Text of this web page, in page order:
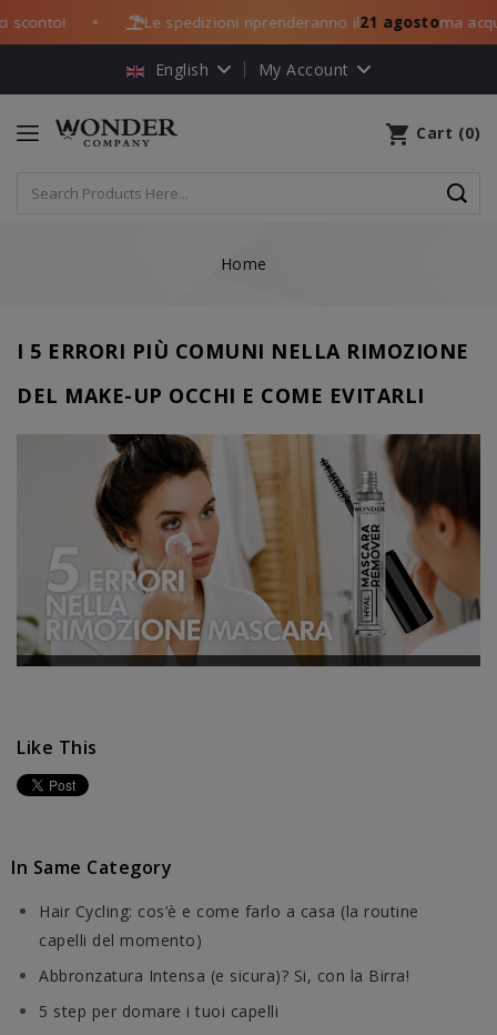
Le spedizioni riprenderanno il 21 agostoma
English My Account
shopping_cart Cart (0)
Home
I 5 ERRORI PIÙ COMUNI NELLA RIMOZIONE
DEL MAKE-UP OCCHI E COME EVITARLI
Like This
In Same Category
Hair Cycling: cos’è e come farlo a casa (la routine
capelli del momento)
Abbronzatura Intensa (e sicura)? Si, con la Birra!
5 step per domare i tuoi capelli